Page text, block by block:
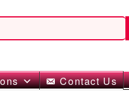
Contact Us